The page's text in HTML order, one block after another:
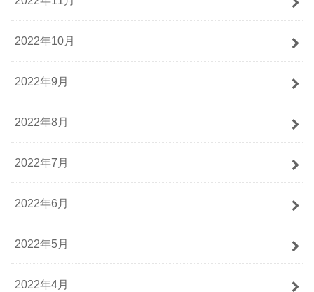
2022年10月
2022年9月
2022年8月
2022年7月
2022年6月
2022年5月
2022年4月